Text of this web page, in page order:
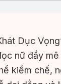
Dục
nữ đầy
kiềm chế,